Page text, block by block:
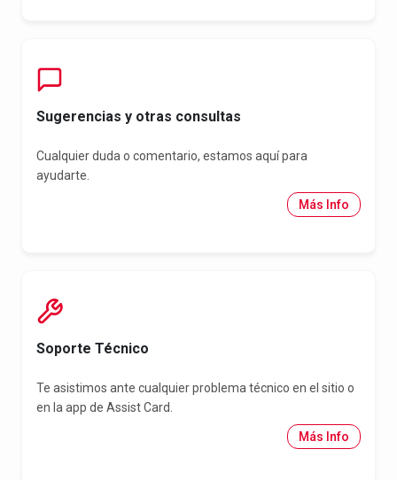
Sugerencias y otras consultas
Cualquier duda o comentario, estamos aquí para
ayudarte.
Más Info
Soporte Técnico
Te asistimos ante cualquier problema técnico en el sitio o
en la app de Assist Card.
Más Info